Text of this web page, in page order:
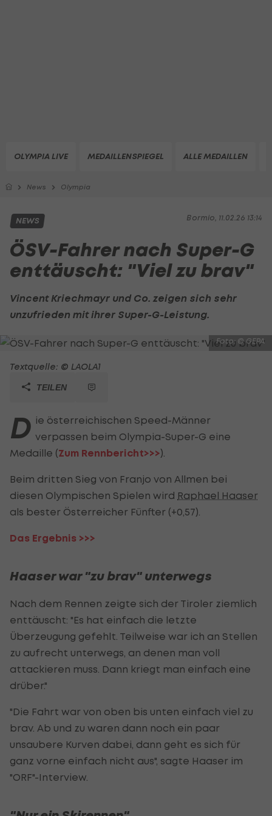
OLYMPIA LIVE MEDAILLENSPIEGEL ALLE MEDAILLEN
News Olympia
Bormio, 11.02.26 13:14
NEWS
ÖSV-Fahrer nach Super-G
enttäuscht: "Viel zu brav"
Vincent Kriechmayr und Co. zeigen sich sehr
unzufrieden mit ihrer Super-G-Leistung.
Foto: © GEPA
Textquelle: © LAOLA1
TEILEN
D ie österreichischen Speed-Männer
verpassen beim Olympia-Super-G eine
Medaille (Zum Rennbericht>>>).
Beim dritten Sieg von Franjo von Allmen bei
diesen Olympischen Spielen wird Raphael Haaser
als bester Österreicher Fünfter (+0,57).
Das Ergebnis >>>
Haaser war "zu brav" unterwegs
Nach dem Rennen zeigte sich der Tiroler ziemlich
enttäuscht: "Es hat einfach die letzte
Überzeugung gefehlt. Teilweise war ich an Stellen
zu aufrecht unterwegs, an denen man voll
attackieren muss. Dann kriegt man einfach eine
drüber."
"Die Fahrt war von oben bis unten einfach viel zu
brav. Ab und zu waren dann noch ein paar
unsaubere Kurven dabei, dann geht es sich für
ganz vorne einfach nicht aus", sagte Haaser im
"ORF"-Interview.